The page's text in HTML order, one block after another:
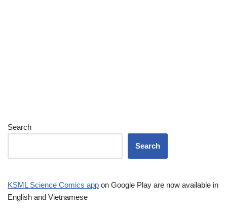
Search
Search
KSML Science Comics app on Google Play are now available in
English and Vietnamese